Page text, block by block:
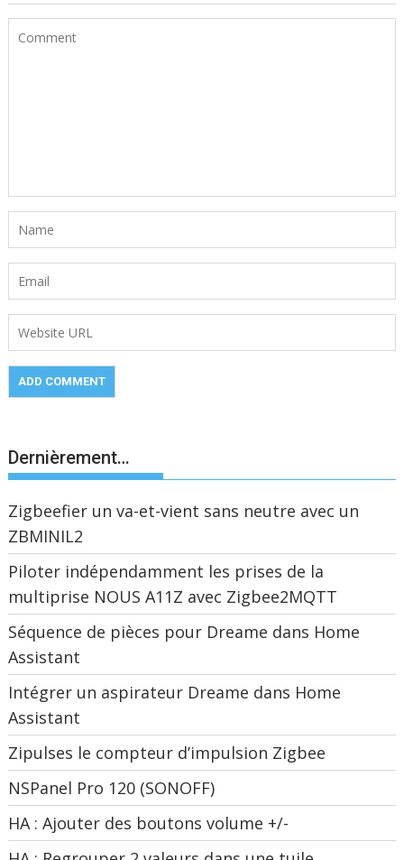
Dernièrement…
Zigbeefier un va-et-vient sans neutre avec un
ZBMINIL2
Piloter indépendamment les prises de la
multiprise NOUS A11Z avec Zigbee2MQTT
Séquence de pièces pour Dreame dans Home
Assistant
Intégrer un aspirateur Dreame dans Home
Assistant
Zipulses le compteur d’impulsion Zigbee
NSPanel Pro 120 (SONOFF)
HA : Ajouter des boutons volume +/-